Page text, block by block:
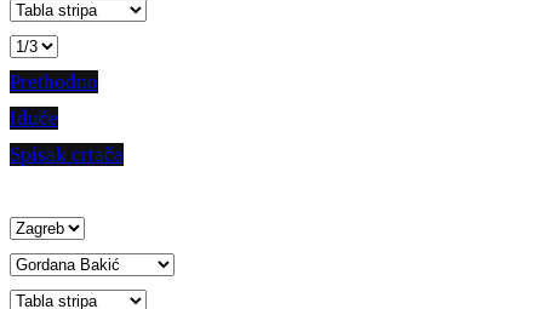
Prethodno
Iduće
Spisak crtača